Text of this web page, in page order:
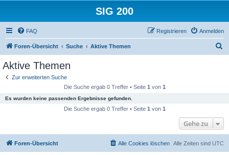
SIG 200
FAQ Anmelden
Registrieren
Foren-Übersicht Suche Aktive Themen
Aktive Themen
Zur erweiterten Suche
Die Suche ergab 0 Treffer • Seite 1 von 1
Es wurden keine passenden Ergebnisse gefunden.
Die Suche ergab 0 Treffer • Seite 1 von 1
Gehe zu
Foren-Übersicht Alle Zeiten sind UTC
Alle Cookies löschen